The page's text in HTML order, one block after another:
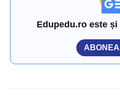
Edupedu.ro este